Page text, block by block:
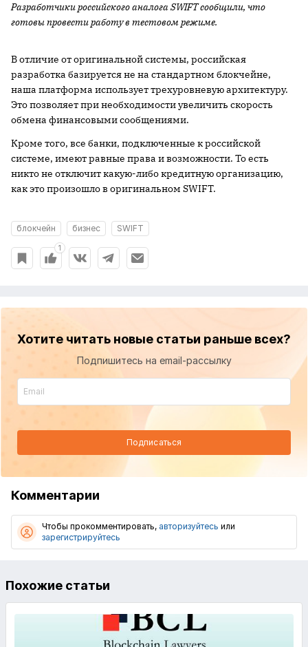
Разработчики российского аналога SWIFT сообщили, что
готовы провести работу в тестовом режиме.
В отличие от оригинальной системы, российская
разработка базируется не на стандартном блокчейне,
наша платформа использует трехуровневую архитектуру.
Это позволяет при необходимости увеличить скорость
обмена финансовыми сообщениями.
Кроме того, все банки, подключенные к российской
системе, имеют равные права и возможности. То есть
никто не отключит какую-либо кредитную организацию,
как это произошло в оригинальном SWIFT.
блокчейн бизнес SWIFT
1
Хотите читать новые статьи раньше всех?
Подпишитесь на email-рассылку
Подписаться
Комментарии
Чтобы прокомментировать, авторизуйтесь или
зарегистрируйтесь
Похожие статьи